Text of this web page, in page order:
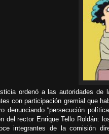
ordenó a las autoridades de
con participación gremial que
denunciando “persecución
del rector Enrique Tello Roldán:
integrantes de la comisión